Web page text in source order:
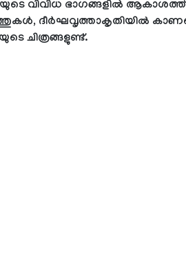
വിവിധ ഭാഗങ്ങളില്‍
ദീര്‍ഘവൃത്താകൃതിയില്‍
ചിത്രങ്ങളുണ്ട്.